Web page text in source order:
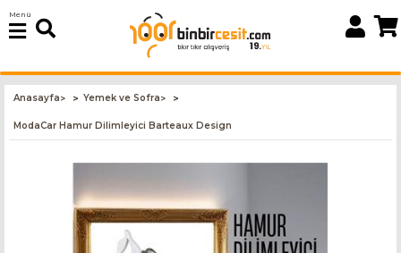
Menü
Anasayfa> Yemek ve Sofra>
ModaCar Hamur Dilimleyici Barteaux Design